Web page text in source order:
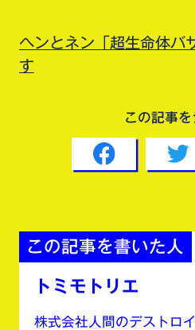
ヘンとネン「超生命体バ
す
この記事を
この記事を書いた人
トミモトリエ
株式会社人間のデストロ